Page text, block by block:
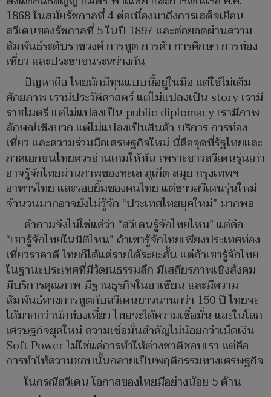
1868 ในสมัยรัชกาลที่ 4 ต่อเนื่องมาถึงการเสด็จเยือน
สวีเดนของรัชกาลที่ 5 ในปี 1897 และต่อยอดผ่านความ
สัมพันธ์ระดับราชวงศ์ การทูต การค้า การศึกษา การท่อง
เที่ยว และประชาชนระหว่างกัน
ปัญหาคือ ไทยมักมีทุนแบบนี้อยู่ในมือ แต่ใช้ไม่เต็ม
ศักยภาพ เรามีประวัติศาสตร์ แต่ไม่แปลงเป็น story เรามี
ราชไมตรี แต่ไม่แปลงเป็น public diplomacy เรามีภาพ
ลักษณ์เชิงบวก แต่ไม่แปลงเป็นสินค้า บริการ การท่อง
เที่ยว และความร่วมมือเศรษฐกิจใหม่ นี่คือจุดที่รัฐไทยและ
ภาคเอกชนไทยควรอ่านเกมให้ทัน เพราะชาวสวีเดนรุ่นเก่า
อาจรู้จักไทยผ่านภาพของทะเล ภูเก็ต สมุย กรุงเทพฯ
อาหารไทย และรอยยิ้มของคนไทย แต่ชาวสวีเดนรุ่นใหม่
จำนวนมากอาจยังไม่รู้จัก “ประเทศไทยยุคใหม่” มากพอ
คำถามจึงไม่ใช่แค่ว่า “สวีเดนรู้จักไทยไหม” แต่คือ
“เขารู้จักไทยในมิติไหน” ถ้าเขารู้จักไทยเพียงประเทศท่อง
เที่ยวราคาดี ไทยก็ได้แค่รายได้ระยะสั้น แต่ถ้าเขารู้จักไทย
ในฐานะประเทศที่มีวัฒนธรรมลึก มีเสถียรภาพเชิงสังคม
มีบริการคุณภาพ มีฐานธุรกิจในอาเซียน และมีความ
สัมพันธ์ทางการทูตกับสวีเดนยาวนานกว่า 150 ปี ไทยจะ
ได้มากกว่านักท่องเที่ยว ไทยจะได้ความเชื่อมั่น และในโลก
เศรษฐกิจยุคใหม่ ความเชื่อมั่นสำคัญไม่น้อยกว่าเม็ดเงิน
Soft Power ไม่ใช่แค่การทำให้ต่างชาติชอบเรา แต่คือ
การทำให้ความชอบนั้นกลายเป็นพฤติกรรมทางเศรษฐกิจ
ในกรณีสวีเดน โอกาสของไทยมีอย่างน้อย 5 ด้าน